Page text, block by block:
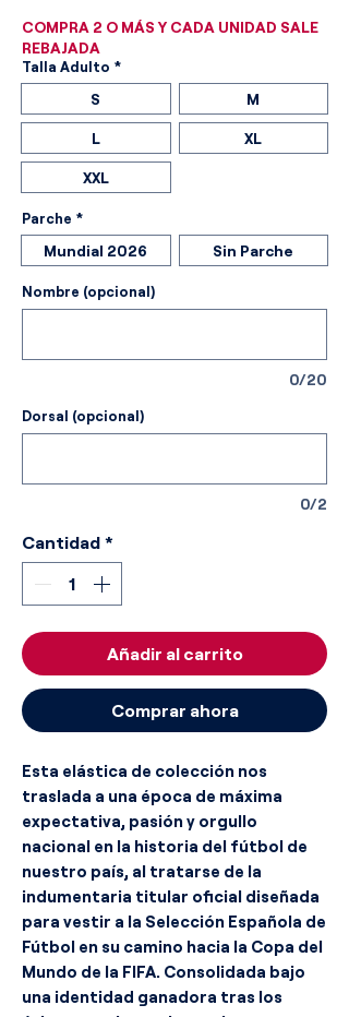
COMPRA 2 O MÁS Y CADA UNIDAD SALE
REBAJADA
Talla Adulto *
S M
L XL
XXL
Parche *
Mundial 2026 Sin Parche
Nombre (opcional)
0/20
Dorsal (opcional)
0/2
Cantidad *
Añadir al carrito
Comprar ahora
Esta elástica de colección nos
traslada a una época de máxima
expectativa, pasión y orgullo
nacional en la historia del fútbol de
nuestro país, al tratarse de la
indumentaria titular oficial diseñada
para vestir a la Selección Española de
Fútbol en su camino hacia la Copa del
Mundo de la FIFA. Consolidada bajo
una identidad ganadora tras los